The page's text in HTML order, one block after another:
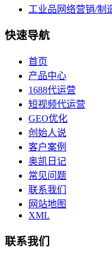
工业品网络营销/制
快速导航
首页
产品中心
1688代运营
短视频代运营
GEO优化
创始人说
客户案例
奥凯日记
常见问题
联系我们
网站地图
XML
联系我们